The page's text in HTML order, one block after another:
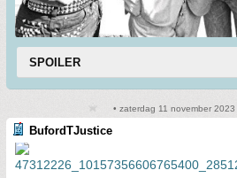
SPOILER
• zaterdag 11 november
BufordTJustice